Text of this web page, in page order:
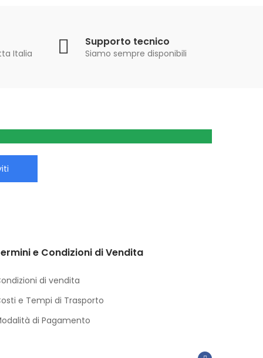
Italia
Supporto tecnico
Siamo sempre disponibili
e Condizioni di Vendita
di vendita
e Tempi di Trasporto
di Pagamento